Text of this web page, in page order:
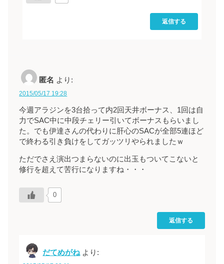
返信する
匿名 より:
2015/05/17 19:28
今週アラジンを3台拾って内2回天井ボーナス、1回は自
力でSAC中に中段チェリー引いてボーナスもらいまし
た。でも伊達さんの代わりに肝心のSACが全部5連ほど
で終わる引き負けをしてガッツリやられましたｗ
ただでさえ演出つまらないのに出玉もついてこないと
修行を超えて苦行になりますね・・・
0
返信する
だてめがね より: